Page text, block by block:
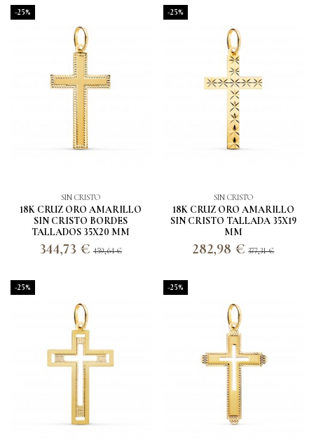
-25%
SIN CRISTO
18K CRUZ ORO AMARILLO
SIN CRISTO BORDES
TALLADOS 35X20 MM
344,73 €459,64 €
-25%
SIN CRISTO
18K CRUZ ORO AMARILLO
SIN CRISTO TALLADA 35X19
MM
282,98 €377,31 €
-25% -25%